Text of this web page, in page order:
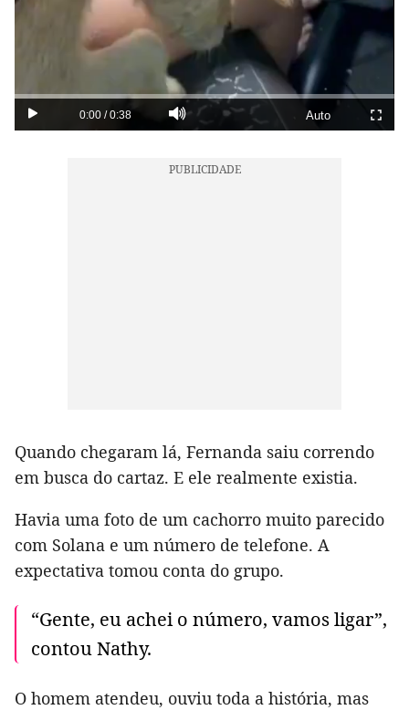
Quando chegaram lá, Fernanda saiu correndo
em busca do cartaz. E ele realmente existia.
Havia uma foto de um cachorro muito parecido
com Solana e um número de telefone. A
expectativa tomou conta do grupo.
“Gente, eu achei o número, vamos ligar”,
contou Nathy.
O homem atendeu, ouviu toda a história, mas